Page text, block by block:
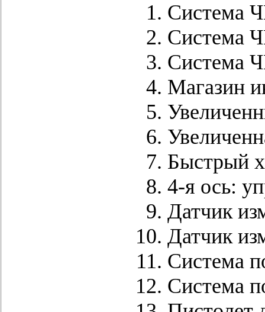
Система
Система
Система
Магазин
Быстрый
4-я ось:
Датчик
Датчик
Система
Система